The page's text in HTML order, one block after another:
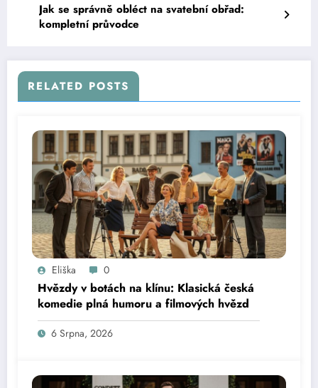
Jak se správně obléct na svatební obřad:
kompletní průvodce
RELATED POSTS
Eliška 0
Hvězdy v botách na klínu: Klasická česká
komedie plná humoru a filmových hvězd
6 Srpna, 2026